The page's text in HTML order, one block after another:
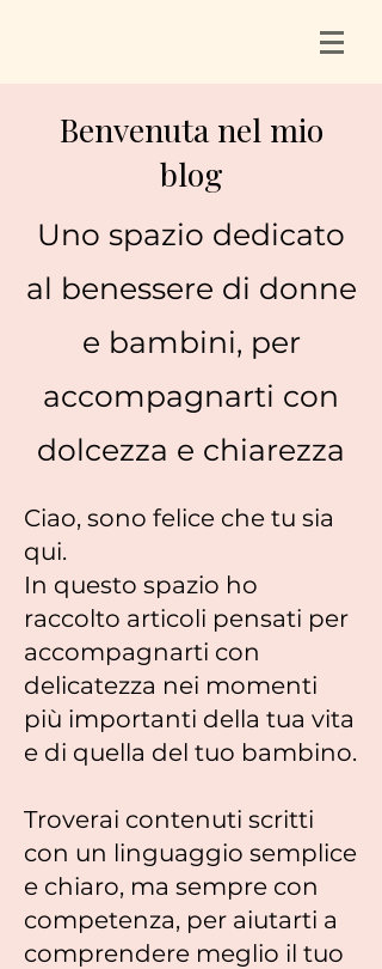
Benvenuta nel mio
blog
Uno spazio dedicato
al benessere di donne
e bambini, per
accompagnarti con
dolcezza e chiarezza
Ciao, sono felice che tu sia
qui.
In questo spazio ho
raccolto articoli pensati per
accompagnarti con
delicatezza nei momenti
più importanti della tua vita
e di quella del tuo bambino.
Troverai contenuti scritti
con un linguaggio semplice
e chiaro, ma sempre con
competenza, per aiutarti a
comprendere meglio il tuo